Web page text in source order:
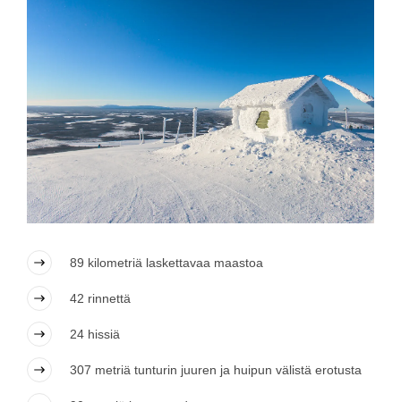
89 kilometriä laskettavaa maastoa
42 rinnettä
24 hissiä
307 metriä tunturin juuren ja huipun välistä erotusta